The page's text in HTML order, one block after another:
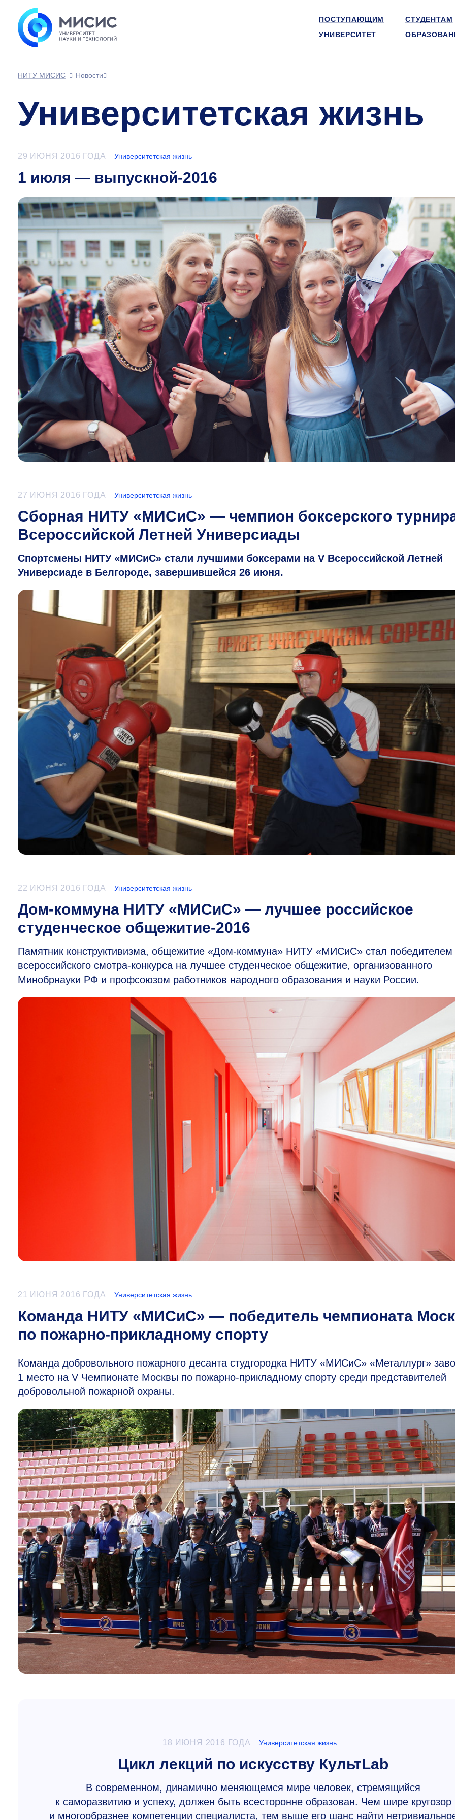
ПОСТУПАЮЩИМ
СТУДЕНТАМ
УНИВЕРСИТЕТ
НИТУ МИСИС Новости
Университетская жизнь
29 ИЮНЯ 2016 ГОДА Университетская жизнь
1 июля — выпускной-2016
27 ИЮНЯ 2016 ГОДА Университетская жизнь
Сборная НИТУ «МИСиС» — чемпион боксерского
Всероссийской Летней Универсиады
Спортсмены НИТУ «МИСиС» стали лучшими боксерами на V Всероссийской Летней
Универсиаде в Белгороде, завершившейся 26 июня.
22 ИЮНЯ 2016 ГОДА Университетская жизнь
Дом-коммуна НИТУ «МИСиС» — лучшее российское
студенческое общежитие-2016
Памятник конструктивизма, общежитие «Дом-коммуна» НИТУ «МИСиС» стал победителем
всероссийского смотра-конкурса на лучшее студенческое общежитие, организованного
Минобрнауки РФ и профсоюзом работников народного образования и науки России.
21 ИЮНЯ 2016 ГОДА Университетская жизнь
Команда НИТУ «МИСиС» — победитель чемпионата
по пожарно-прикладному спорту
Команда добровольного пожарного десанта студгородка НИТУ «МИСиС» «Металлург»
1 место на V Чемпионате Москвы по пожарно-прикладному спорту среди представителей
добровольной пожарной охраны.
18 ИЮНЯ 2016 ГОДА Университетская жизнь
Цикл лекций по искусству КультLab
В современном, динамично меняющемся мире человек, стремящийся
к саморазвитию и успеху, должен быть всесторонне образован. Чем шире кругозор
и многообразнее компетенции специалиста, тем выше его шанс найти